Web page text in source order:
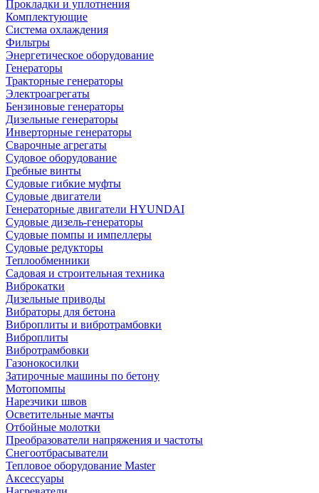
Прокладки и уплотнения
Комплектующие
Система охлаждения
Фильтры
Энергетическое оборудование
Генераторы
Тракторные генераторы
Электроагрегаты
Бензиновые генераторы
Дизельные генераторы
Инверторные генераторы
Сварочные агрегаты
Судовое оборудование
Гребные винты
Судовые гибкие муфты
Судовые двигатели
Генераторные двигатели HYUNDAI
Судовые дизель-генераторы
Судовые помпы и импеллеры
Судовые редукторы
Теплообменники
Садовая и строительная техника
Виброкатки
Дизельные приводы
Вибраторы для бетона
Виброплиты и вибротрамбовки
Виброплиты
Вибротрамбовки
Газонокосилки
Затирочные машины по бетону
Мотопомпы
Нарезчики швов
Осветительные мачты
Отбойные молотки
Преобразователи напряжения и частоты
Снегоотбрасыватели
Тепловое оборудование Master
Аксессуары